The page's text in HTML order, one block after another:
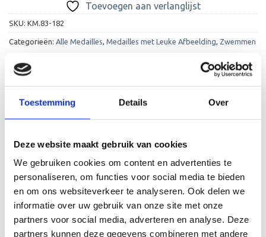
Toestemming Details Over
Deze website maakt gebruik van cookies
We gebruiken cookies om content en advertenties te
personaliseren, om functies voor social media te bieden
en om ons websiteverkeer te analyseren. Ook delen we
informatie over uw gebruik van onze site met onze
partners voor social media, adverteren en analyse. Deze
partners kunnen deze gegevens combineren met andere
Toevoegen aan verlanglijst
SKU: KM.83-182
Categorieën: Alle Medailles, Medailles met Leuke Afbeelding, Zwemmen
AANVULLENDE INFORMATIE
BEOORDELINGEN (2)
Een hartstikke leuke medaille die wordt geleverd met
gratis gravure op de achterkant van de medaille en een